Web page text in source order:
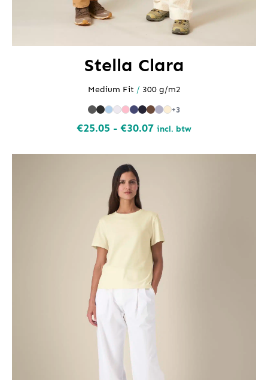
Stella Clara
Medium Fit / 300 g/m2
+3
€25.05 - €30.07Prijsklasse:
incl. btw